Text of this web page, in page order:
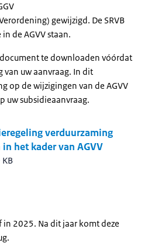
gewijzigd. De SRVB
de AGVV staan.
te downloaden vóórdat
uw aanvraag. In dit
op de wijzigingen van de AGVV
uw subsidieaanvraag.
verduurzaming
het kader van AGVV
2025. Na dit jaar komt deze